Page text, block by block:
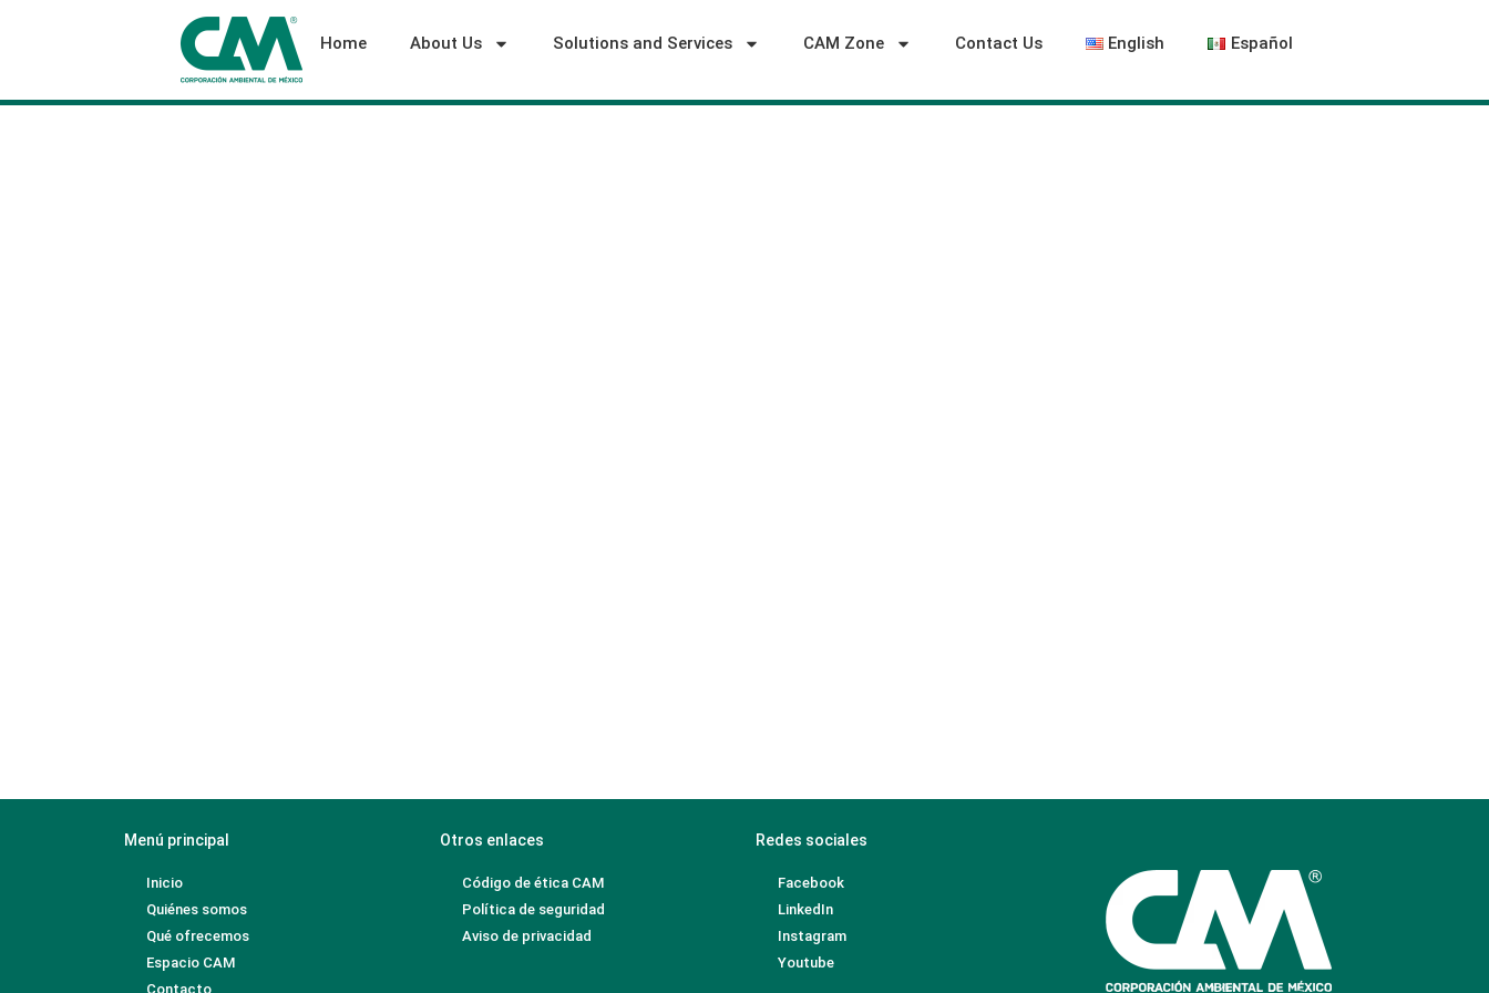
Home About Us Solutions and Services CAM Zone Contact Us English Español
Menú principal Otros enlaces Redes sociales
Inicio
Quiénes somos
Qué ofrecemos
Espacio CAM
Contacto
Código de ética CAM
Política de seguridad
Aviso de privacidad
Facebook
LinkedIn
Instagram
Youtube